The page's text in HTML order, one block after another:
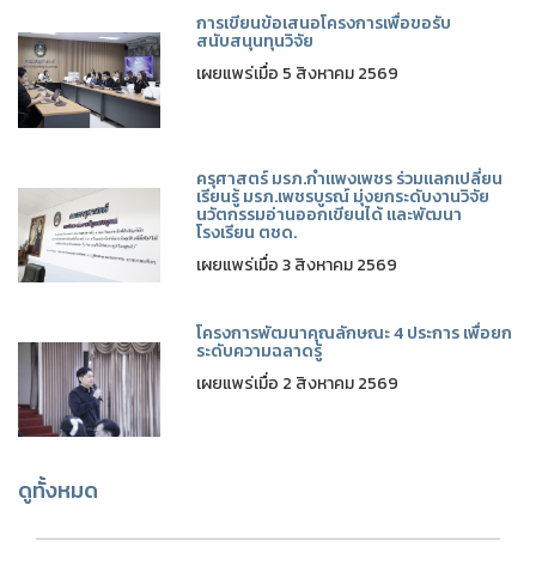
การเขียนข้อเสนอโครงการเพื่อขอรับ
สนับสนุนทุนวิจัย
เผยแพร่เมื่อ 5 สิงหาคม 2569
ครุศาสตร์ มรภ.กำแพงเพชร ร่วมแลกเปลี่ยน
เรียนรู้ มรภ.เพชรบูรณ์ มุ่งยกระดับงานวิจัย
นวัตกรรมอ่านออกเขียนได้ และพัฒนา
โรงเรียน ตชด.
เผยแพร่เมื่อ 3 สิงหาคม 2569
โครงการพัฒนาคุณลักษณะ 4 ประการ เพื่อยก
ระดับความฉลาดรู้
เผยแพร่เมื่อ 2 สิงหาคม 2569
ดูทั้งหมด